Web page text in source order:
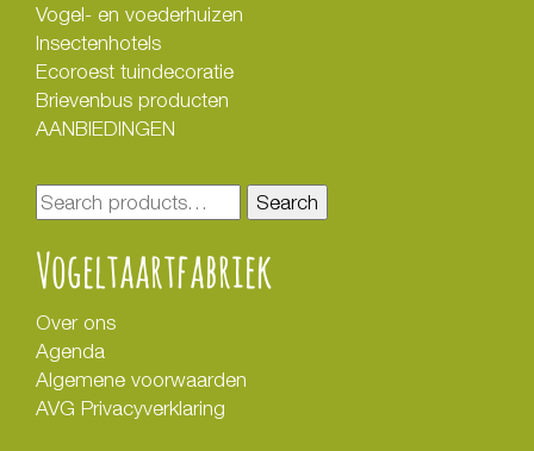
Vogel- en voederhuizen
Insectenhotels
Ecoroest tuindecoratie
Brievenbus producten
AANBIEDINGEN
Search
for:
Search
Vogeltaartfabriek
Over ons
Agenda
Algemene voorwaarden
AVG Privacyverklaring